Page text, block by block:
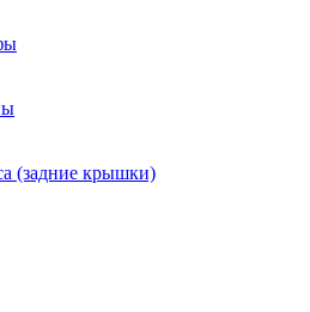
(задние крышки)